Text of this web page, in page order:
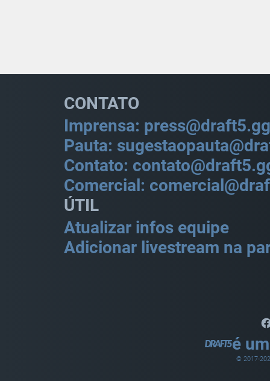
CONTATO
Imprensa: press@draft5.gg
Pauta:
Contato:
Comercial:
ÚTIL
Atualizar infos equipe
Adicionar livestream na
é
© 2017-